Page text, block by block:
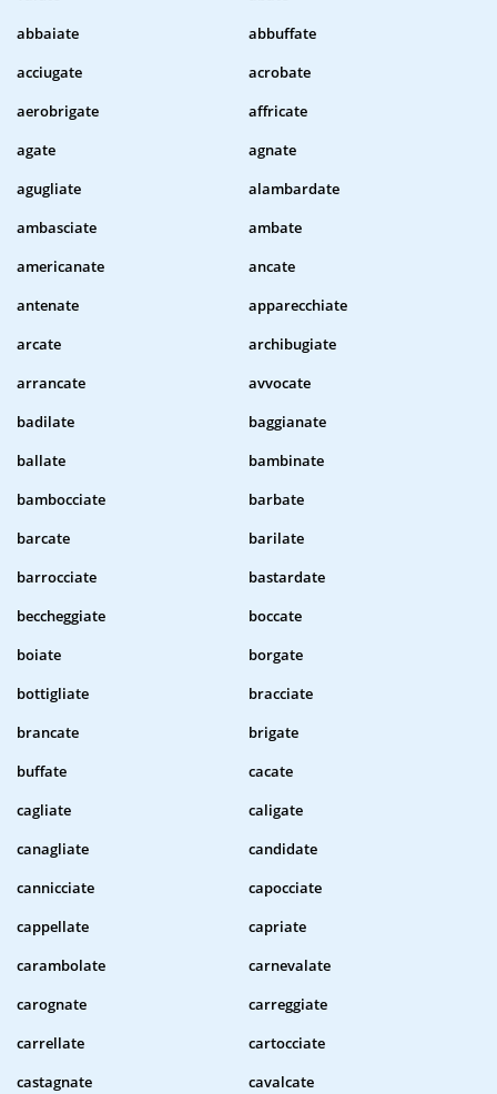
abbaiate
abbuffate
acciugate
acrobate
aerobrigate
affricate
agate
agnate
agugliate
alambardate
ambasciate
ambate
americanate
ancate
antenate
apparecchiate
arcate
archibugiate
arrancate
avvocate
badilate
baggianate
ballate
bambinate
bambocciate
barbate
barcate
barilate
barrocciate
bastardate
beccheggiate
boccate
boiate
borgate
bottigliate
bracciate
brancate
brigate
buffate
cacate
cagliate
caligate
canagliate
candidate
cannicciate
capocciate
cappellate
capriate
carambolate
carnevalate
carognate
carreggiate
carrellate
cartocciate
castagnate
cavalcate